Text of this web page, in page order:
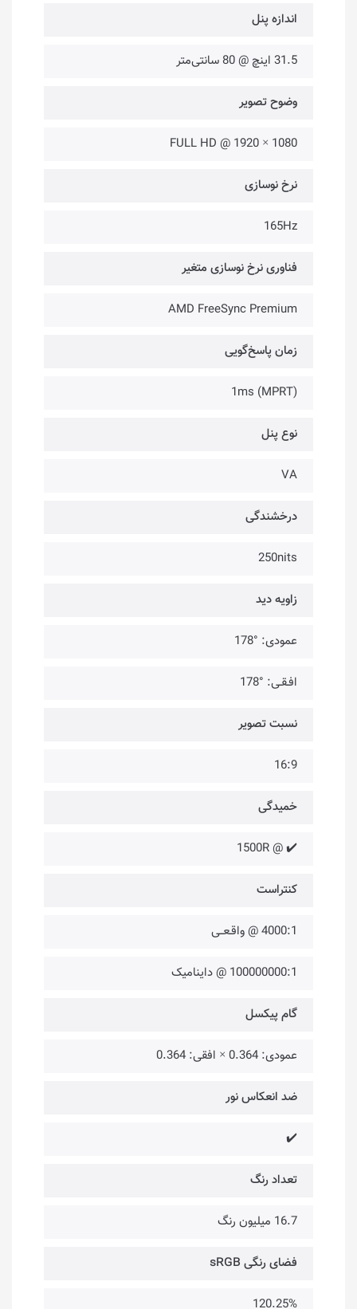
اندازه پنل
31.5 اینچ @ 80 سانتی‌متر
وضوح تصویر
FULL HD @ 1920 × 1080
نرخ نوسازی
165Hz
فناوری نرخ نوسازی متغیر
AMD FreeSync Premium
زمان پاسخ‌گویی
1ms (MPRT)
نوع پنل
VA
درخشندگی
250nits
زاویه دید
عمودی: °178
افـقـی: °178
نسبت تصویر
16:9
خمیدگی
✔️ @ 1500R
کنتراست
4000:1 @ واقـعــی
100000000:1 @ داینامیک
گام پیکسل
عمودی: 0.364 × افقی: 0.364
ضد انعکاس نور
✔️
تعداد رنگ
16.7 میلیون رنگ
فضای رنگی sRGB
120.25%